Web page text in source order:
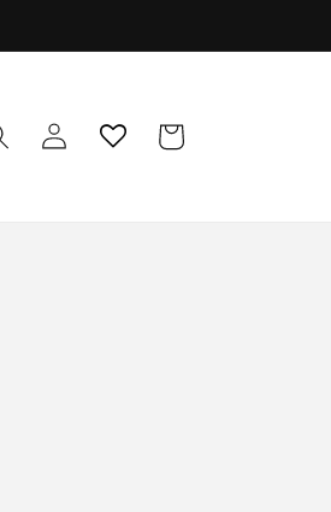
Einloggen Warenkorb